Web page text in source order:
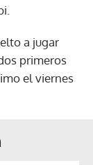
a jugar
primeros
el viernes